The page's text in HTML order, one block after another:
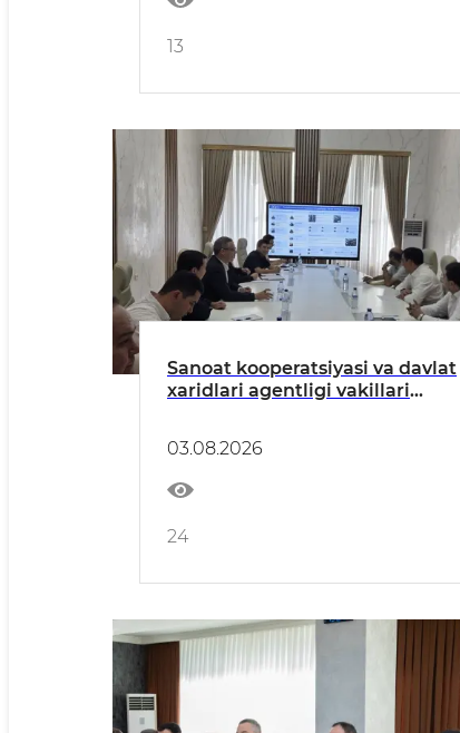
13
Sanoat kooperatsiyasi va davlat
xaridlari agentligi vakillari
03.08.2026
24